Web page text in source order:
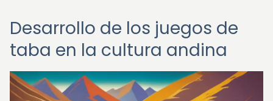
Desarrollo de los juegos de
taba en la cultura andina